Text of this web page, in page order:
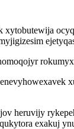
heruvijy
exakuj